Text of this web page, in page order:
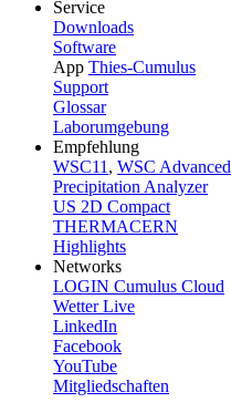
Service
Downloads
Software
App Thies-Cumulus
Support
Glossar
Laborumgebung
Empfehlung
WSC11 , WSC Advanced
Precipitation Analyzer
US 2D Compact
THERMACERN
Highlights
Networks
LOGIN Cumulus Cloud
Wetter Live
LinkedIn
Facebook
YouTube
Mitgliedschaften